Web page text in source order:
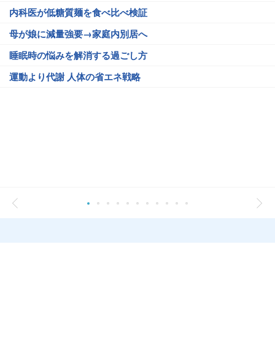
内科医が低糖質麺を食べ比べ検証
母が娘に減量強要→家庭内別居へ
睡眠時の悩みを解消する過ごし方
運動より代謝 人体の省エネ戦略